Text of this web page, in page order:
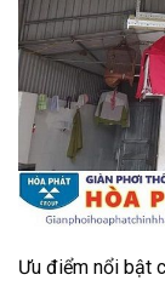
Ưu điểm nổi bật